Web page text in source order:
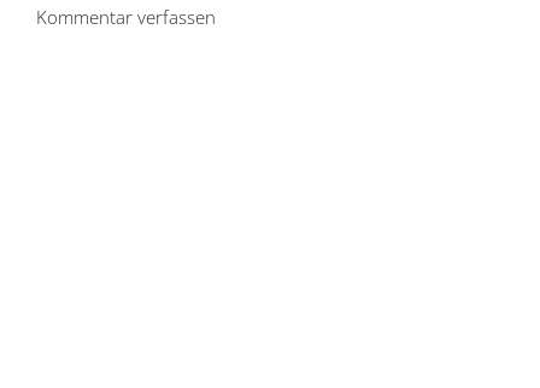
Kommentar verfassen